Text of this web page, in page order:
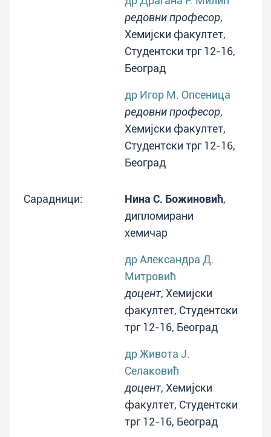
редовни професор,
Хемијски факултет,
Студентски трг 12-16,
Београд
др Игор М. Опсеница
редовни професор,
Хемијски факултет,
Студентски трг 12-16,
Београд
Сарадници: Нина С. Божиновић,
дипломирани
хемичар
др Александра Д.
Митровић
доцент, Хемијски
факултет, Студентски
трг 12-16, Београд
др Живота Ј.
Селаковић
доцент, Хемијски
факултет, Студентски
трг 12-16, Београд